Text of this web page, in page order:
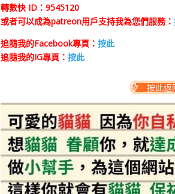
轉數快 ID：9545120
或者可以成為patreon用戶支持我為您們服務：
追隨我的Facebook專頁：按此
追隨我的IG專頁：按此
按此返